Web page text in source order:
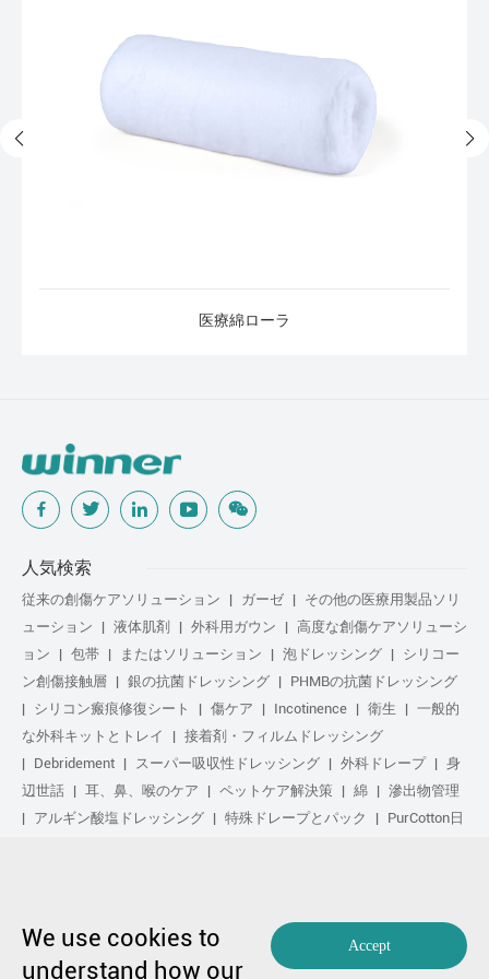
医療綿ローラ
人気検索
従来の創傷ケアソリューション ガーゼ
その他の医療用製品ソリ
ューション
液体肌剤 外科用ガウン
高度な創傷ケアソリューシ
ョン
包帯 またはソリューション 泡ドレッシング
シリコー
ン創傷接触層
銀の抗菌ドレッシング
PHMBの抗菌ドレッシング
シリコン瘢痕修復シート
傷ケア Incotinence 衛生
一般的
な外科キットとトレイ
接着剤・フィルムドレッシング
Debridement
スーパー吸収性ドレッシング 外科ドレープ
身
辺世話
耳、鼻、喉のケア ペットケア解決策 綿
滲出物管理
アルギン酸塩ドレッシング
特殊ドレープとパック
PurCotton日
クティブ処理
圧縮治療
We use cookies to
understand how our
Accept